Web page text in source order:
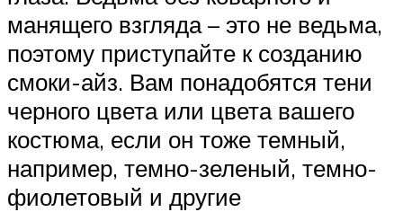
манящего взгляда – это не ведьма,
поэтому приступайте к созданию
смоки-айз. Вам понадобятся тени
черного цвета или цвета вашего
костюма, если он тоже темный,
например, темно-зеленый, темно-
фиолетовый и другие